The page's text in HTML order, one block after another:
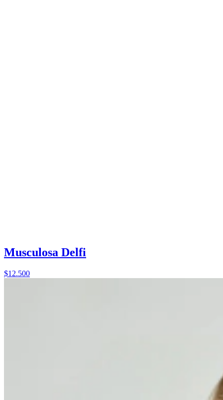
Musculosa Delfi
$12.500